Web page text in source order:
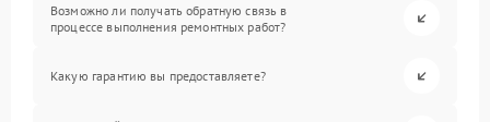
Возможно ли получать обратную связь в
процессе выполнения ремонтных работ?
Какую гарантию вы предоставляете?